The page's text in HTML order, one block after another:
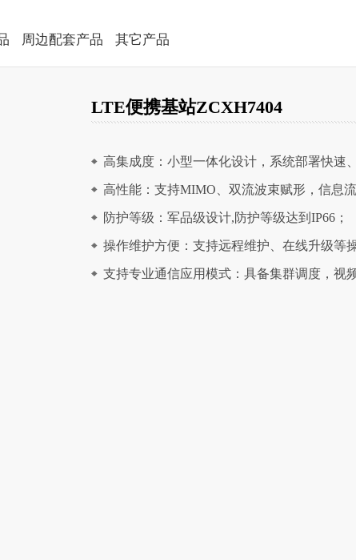
周边配套产品 其它产品
LTE便携基站ZCXH7404
高集成度：小型一体化设计，系统部署快速
高性能：支持MIMO、双流波束赋形，信息
防护等级：军品级设计,防护等级达到IP66；
操作维护方便：支持远程维护、在线升级等
支持专业通信应用模式：具备集群调度，视